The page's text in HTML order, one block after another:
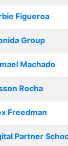
Figueroa
Group
Machado
Rocha
Freedman
Partner